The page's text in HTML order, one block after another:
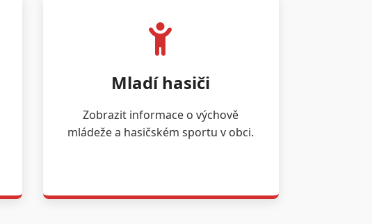
Mladí hasiči
Zobrazit informace o výchově
mládeže a hasičském sportu v obci.